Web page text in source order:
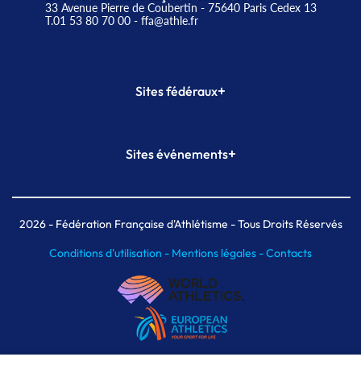
33 Avenue Pierre de Coubertin - 75640 Paris Cedex 13
T.01 53 80 70 00- ffa@athle.fr
Sites fédéraux+
Plateforme Formation
Sites événements+
Meeting de Paris indoor
MAIF Ekiden de Paris
2026- Fédération Française d'Athlétisme - Tous Droits Réservés
Conditions d'utilisation - Mentions légales -Contacts